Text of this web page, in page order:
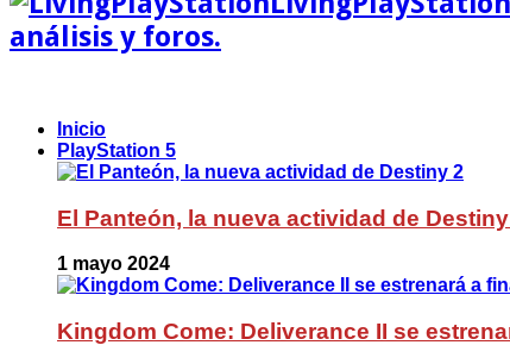
análisis y foros.
Inicio
PlayStation 5
El Panteón, la nueva actividad de
1 mayo 2024
Kingdom Come: Deliverance II se